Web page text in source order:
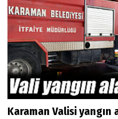
Karaman Valisi yangın